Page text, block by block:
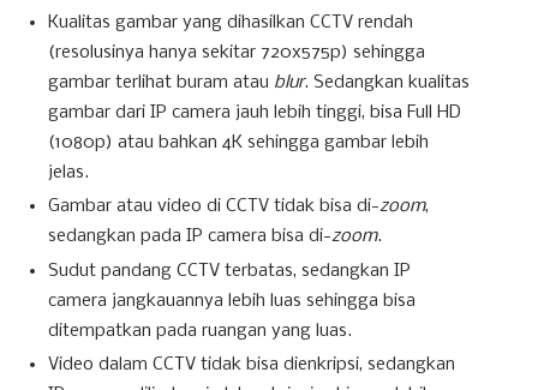
Kualitas gambar yang dihasilkan CCTV rendah
(resolusinya hanya sekitar 720x575p) sehingga
gambar terlihat buram atau blur. Sedangkan kualitas
gambar dari IP camera jauh lebih tinggi, bisa Full HD
(1080p) atau bahkan 4K sehingga gambar lebih
jelas.
Gambar atau video di CCTV tidak bisa di-zoom,
sedangkan pada IP camera bisa di-zoom.
Sudut pandang CCTV terbatas, sedangkan IP
camera jangkauannya lebih luas sehingga bisa
ditempatkan pada ruangan yang luas.
Video dalam CCTV tidak bisa dienkripsi, sedangkan